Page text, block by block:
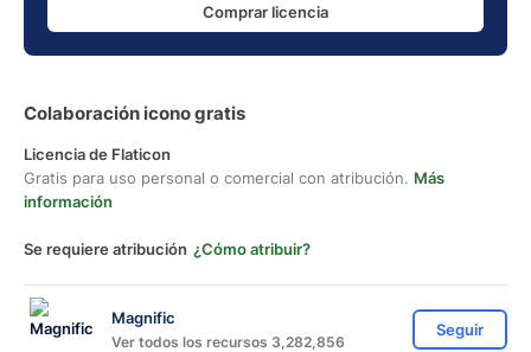
Comprar licencia
Colaboración icono gratis
Licencia de Flaticon
Gratis para uso personal o comercial con atribución. Más
información
Se requiere atribución ¿Cómo atribuir?
Magnific
Ver todos los recursos 3,282,856
Seguir